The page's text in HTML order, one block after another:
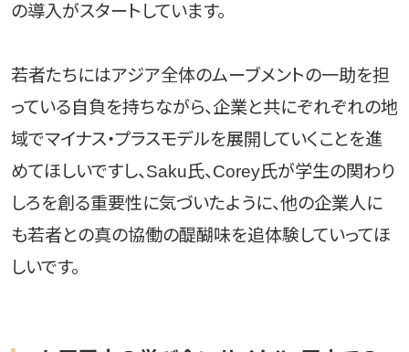
の導入がスタートしています。
若者たちにはアジア全体のムーブメントの一助を担
っている自負を持ちながら、企業と共にぞれぞれの地
域でマイナス・プラスモデルを展開していくことを進
めてほしいですし、Saku氏、Corey氏が学生の関わり
しろを創る重要性に気づいたように、他の企業人に
も若者との真の協働の醍醐味を追体験していってほ
しいです。